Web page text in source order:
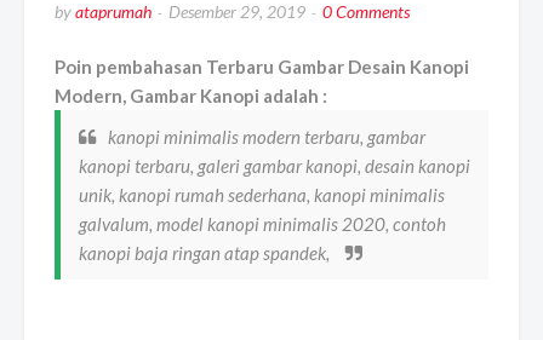
byataprumah Desember 29, 2019 0 Comments
Poin pembahasan Terbaru Gambar Desain Kanopi
Modern, Gambar Kanopi adalah :
kanopi minimalis modern terbaru, gambar
kanopi terbaru, galeri gambar kanopi, desain kanopi
unik, kanopi rumah sederhana, kanopi minimalis
galvalum, model kanopi minimalis 2020, contoh
kanopi baja ringan atap spandek,